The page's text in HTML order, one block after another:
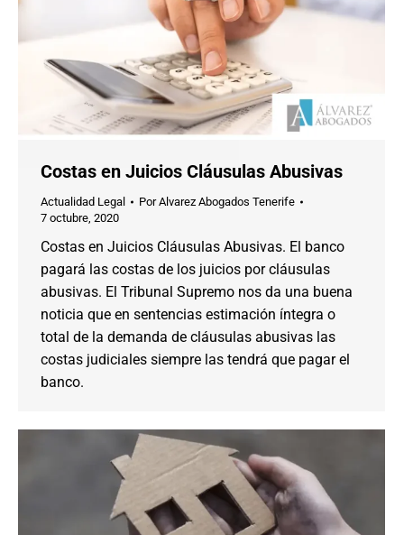
Costas en Juicios Cláusulas Abusivas
Actualidad Legal PorAlvarez Abogados Tenerife
7 octubre, 2020
Costas en Juicios Cláusulas Abusivas. El banco
pagará las costas de los juicios por cláusulas
abusivas. El Tribunal Supremo nos da una buena
noticia que en sentencias estimación íntegra o
total de la demanda de cláusulas abusivas las
costas judiciales siempre las tendrá que pagar el
banco.